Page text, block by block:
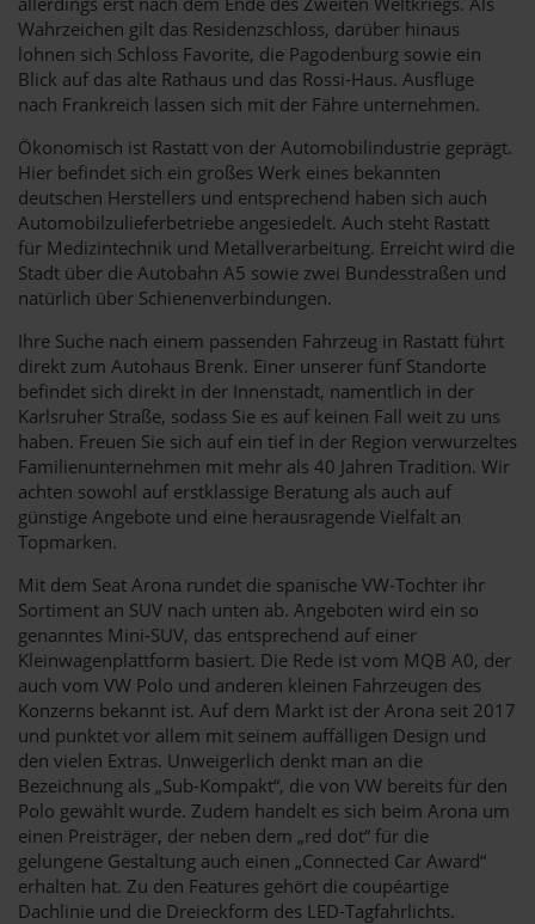
Wahrzeichen gilt das Residenzschloss, darüber hinaus
lohnen sich Schloss Favorite, die Pagodenburg sowie ein
Blick auf das alte Rathaus und das Rossi-Haus. Ausflüge
nach Frankreich lassen sich mit der Fähre unternehmen.
Ökonomisch ist Rastatt von der Automobilindustrie geprägt.
Hier befindet sich ein großes Werk eines bekannten
deutschen Herstellers und entsprechend haben sich auch
Automobilzulieferbetriebe angesiedelt. Auch steht Rastatt
für Medizintechnik und Metallverarbeitung. Erreicht wird die
Stadt über die Autobahn A5 sowie zwei Bundesstraßen und
natürlich über Schienenverbindungen.
Ihre Suche nach einem passenden Fahrzeug in Rastatt führt
direkt zum Autohaus Brenk. Einer unserer fünf Standorte
befindet sich direkt in der Innenstadt, namentlich in der
Karlsruher Straße, sodass Sie es auf keinen Fall weit zu uns
haben. Freuen Sie sich auf ein tief in der Region verwurzeltes
Familienunternehmen mit mehr als 40 Jahren Tradition. Wir
achten sowohl auf erstklassige Beratung als auch auf
günstige Angebote und eine herausragende Vielfalt an
Topmarken.
Mit dem Seat Arona rundet die spanische VW-Tochter ihr
Sortiment an SUV nach unten ab. Angeboten wird ein so
genanntes Mini-SUV, das entsprechend auf einer
Kleinwagenplattform basiert. Die Rede ist vom MQB A0, der
auch vom VW Polo und anderen kleinen Fahrzeugen des
Konzerns bekannt ist. Auf dem Markt ist der Arona seit 2017
und punktet vor allem mit seinem auffälligen Design und
den vielen Extras. Unweigerlich denkt man an die
Bezeichnung als „Sub-Kompakt“, die von VW bereits für den
Polo gewählt wurde. Zudem handelt es sich beim Arona um
einen Preisträger, der neben dem „red dot“ für die
gelungene Gestaltung auch einen „Connected Car Award“
erhalten hat. Zu den Features gehört die coupéartige
Dachlinie und die Dreieckform des LED-Tagfahrlichts.